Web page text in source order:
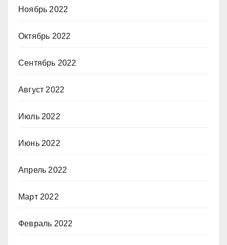
Ноябрь 2022
Октябрь 2022
Сентябрь 2022
Август 2022
Июль 2022
Июнь 2022
Апрель 2022
Март 2022
Февраль 2022